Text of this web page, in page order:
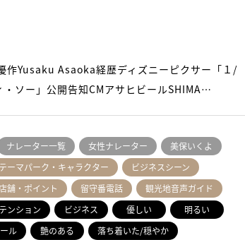
作Yusaku Asaoka経歴ディズニーピクサー「１/
・ソー」公開告知CMアサヒビールSHIMA…
ナレーター一覧 女性ナレーター
美保いくよ
テーマパーク・キャラクター
ビジネスシーン
店舗・ポイント 留守番電話
観光地音声ガイド
ンション ビジネス 優しい
明るい
ル 艶のある
落ち着いた/穏やか